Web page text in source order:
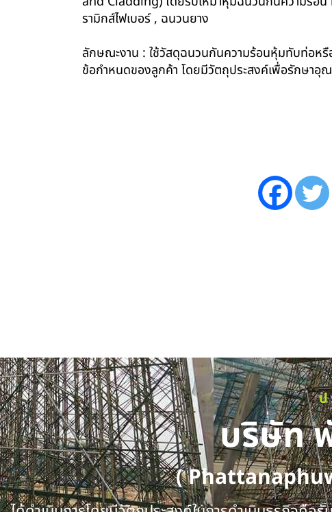
รามิกส์ไฟเบอร์ , ฉนวนยาง
ลักษณะงาน : ใช้วัสดุฉนวนกันความร้อนหุ้มทับท่อห
ข้อกำหนดของลูกค้า โดยมีวัตถุประสงค์เพื่อรักษาอุ
บริษัท
(